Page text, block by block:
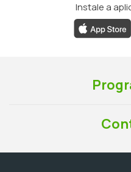
Instale a